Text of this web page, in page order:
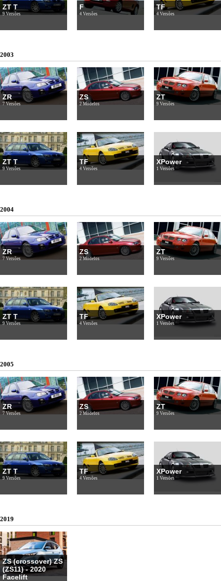
ZT T
9 Versões
F
4 Versões
TF
4 Versões
2003
ZR
7 Versões
ZS
2 Modelos
ZT
9 Versões
ZT T
9 Versões
TF
4 Versões
XPower
1 Versões
2004
ZR
7 Versões
ZS
2 Modelos
ZT
9 Versões
ZT T
9 Versões
TF
4 Versões
XPower
1 Versões
2005
ZR
7 Versões
ZS
2 Modelos
ZT
9 Versões
ZT T
9 Versões
TF
4 Versões
XPower
1 Versões
2019
ZS (crossover) ZS
(ZS11) - 2020
Facelift